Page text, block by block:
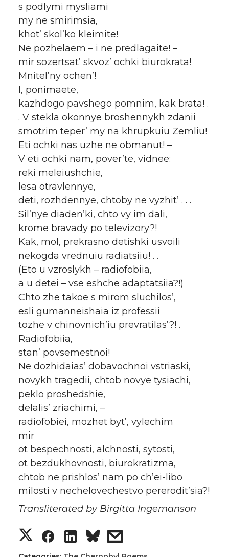
s podlymi mysliami
my ne smirimsia,
khot’ skol’ko kleimite!
Ne pozhelaem – i ne predlagaite! –
mir sozertsat’ skvoz’ ochki biurokrata!
Mnitel’ny ochen’!
I, ponimaete,
kazhdogo pavshego pomnim, kak brata! .
. V stekla okonnye broshennykh zdanii
smotrim teper’ my na khrupkuiu Zemliu!
Eti ochki nas uzhe ne obmanut! –
V eti ochki nam, pover’te, vidnee:
reki meleiushchie,
lesa otravlennye,
deti, rozhdennye, chtoby ne vyzhit’ . . .
Sil’nye diaden’ki, chto vy im dali,
krome bravady po televizory?!
Kak, mol, prekrasno detishki usvoili
nekogda vrednuiu radiatsiiu! . .
(Eto u vzroslykh – radiofobiia,
a u detei – vse eshche adaptatsiia?!)
Chto zhe takoe s mirom sluchilos’,
esli gumanneishaia iz professii
tozhe v chinovnich’iu prevratilas’?! .
Radiofobiia,
stan’ povsemestnoi!
Ne dozhidaias’ dobavochnoi vstriaski,
novykh tragedii, chtob novye tysiachi,
peklo proshedshie,
delalis’ zriachimi, –
radiofobiei, mozhet byt’, vylechim
mir
ot bespechnosti, alchnosti, sytosti,
ot bezdukhovnosti, biurokratizma,
chtob ne prishlos’ nam po ch’ei-libo
milosti v nechelovechestvo pererodit’sia?!
Transliterated by Birgitta Ingemanson